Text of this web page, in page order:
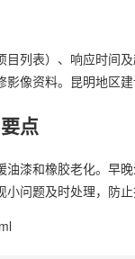
列表）、响应时间
像资料。昆明地区
点
漆和橡胶老化。早
问题及时处理，防